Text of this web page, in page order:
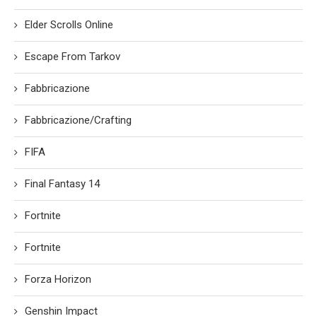
Elder Scrolls Online
Escape From Tarkov
Fabbricazione
Fabbricazione/Crafting
FIFA
Final Fantasy 14
Fortnite
Fortnite
Forza Horizon
Genshin Impact